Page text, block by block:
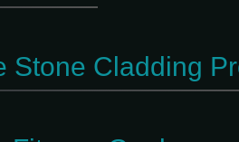
Stone Cladding